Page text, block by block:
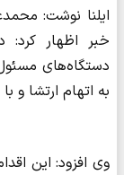
ایلنا نوشت:
خبر اظهار کرد:
دستگاه‌های
به اتهام ارتشا و
وی افزود: این